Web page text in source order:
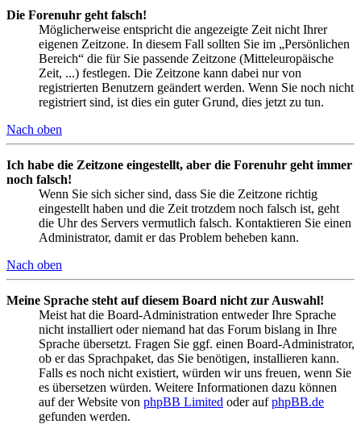
Die Forenuhr geht falsch!
Möglicherweise entspricht die angezeigte Zeit nicht Ihrer
eigenen Zeitzone. In diesem Fall sollten Sie im „Persönlichen
Bereich“ die für Sie passende Zeitzone (Mitteleuropäische
Zeit, ...) festlegen. Die Zeitzone kann dabei nur von
registrierten Benutzern geändert werden. Wenn Sie noch nicht
registriert sind, ist dies ein guter Grund, dies jetzt zu tun.
Nach oben
Ich habe die Zeitzone eingestellt, aber die Forenuhr geht immer
noch falsch!
Wenn Sie sich sicher sind, dass Sie die Zeitzone richtig
eingestellt haben und die Zeit trotzdem noch falsch ist, geht
die Uhr des Servers vermutlich falsch. Kontaktieren Sie einen
Administrator, damit er das Problem beheben kann.
Nach oben
Meine Sprache steht auf diesem Board nicht zur Auswahl!
Meist hat die Board-Administration entweder Ihre Sprache
nicht installiert oder niemand hat das Forum bislang in Ihre
Sprache übersetzt. Fragen Sie ggf. einen Board-Administrator,
ob er das Sprachpaket, das Sie benötigen, installieren kann.
Falls es noch nicht existiert, würden wir uns freuen, wenn Sie
es übersetzen würden. Weitere Informationen dazu können
auf der Website von phpBB Limited oder aufphpBB.de
gefunden werden.